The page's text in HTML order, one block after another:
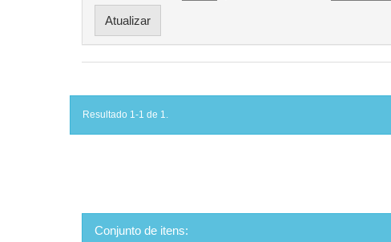
Resultado 1-1 de 1.
Conjunto de itens: